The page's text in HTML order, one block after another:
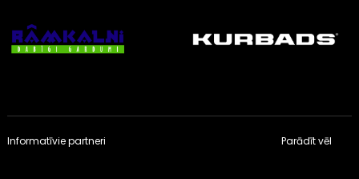
Informatīvie partneri Parādīt vēl